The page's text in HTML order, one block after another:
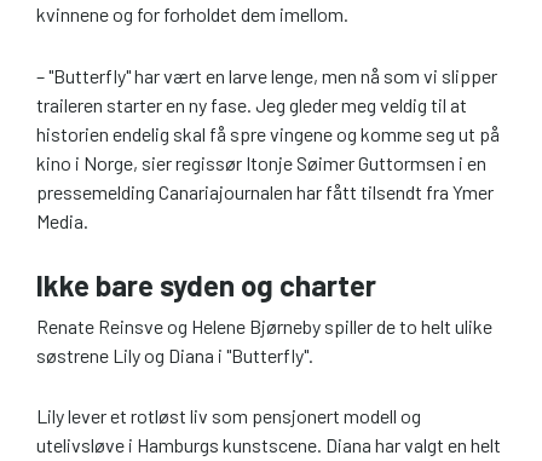
kvinnene og for forholdet dem imellom.
– "Butterfly" har vært en larve lenge, men nå som vi slipper
traileren starter en ny fase. Jeg gleder meg veldig til at
historien endelig skal få spre vingene og komme seg ut på
kino i Norge, sier regissør Itonje Søimer Guttormsen i en
pressemelding Canariajournalen har fått tilsendt fra Ymer
Media.
Ikke bare syden og charter
Renate Reinsve og Helene Bjørneby spiller de to helt ulike
søstrene Lily og Diana i "Butterfly".
Lily lever et rotløst liv som pensjonert modell og
utelivsløve i Hamburgs kunstscene. Diana har valgt en helt